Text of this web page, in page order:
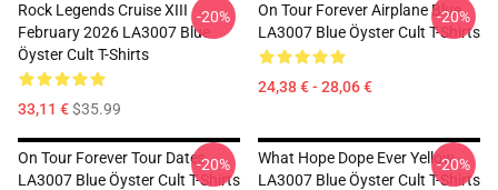
Rock Legends Cruise XIII
February 2026 LA3007 Blue
Öyster Cult T-Shirts
33,11 €$35.99
-20%
On Tour Forever Airplane Blue
LA3007 Blue Öyster Cult T-Shirts
24,38 € - 28,06 €
-20%
On Tour Forever Tour Dates
LA3007 Blue Öyster Cult T-Shirts
-20%
What Hope Dope Ever Yellow
LA3007 Blue Öyster Cult T-Shirts
-20%